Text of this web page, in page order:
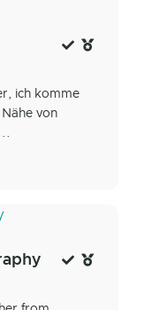
ich komme
von